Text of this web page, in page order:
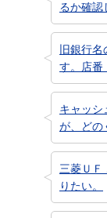
るか確認
旧銀行
す。店番
キャッシ
が、どの
三菱ＵＦ
りたい。